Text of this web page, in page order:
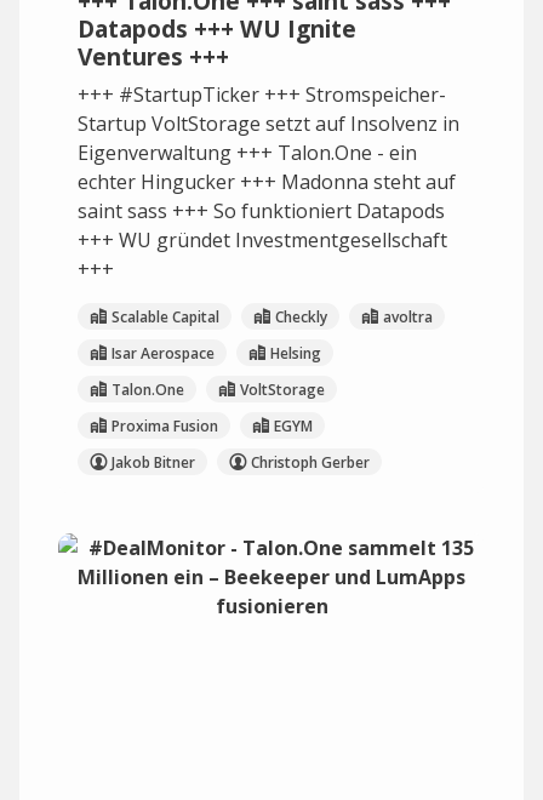
Datapods +++ WU Ignite
Ventures +++
+++ #StartupTicker +++ Stromspeicher-
Startup VoltStorage setzt auf Insolvenz in
Eigenverwaltung +++ Talon.One - ein
echter Hingucker +++ Madonna steht auf
saint sass +++ So funktioniert Datapods
+++ WU gründet Investmentgesellschaft
+++
Scalable Capital Checkly
avoltra
Isar Aerospace
Helsing
Talon.One
VoltStorage
Proxima Fusion
EGYM
Jakob Bitner
Christoph Gerber